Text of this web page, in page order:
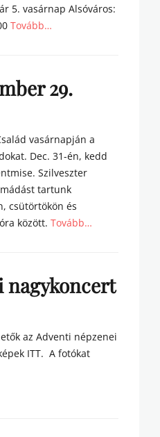
5. vasárnap Alsóváros:
Tovább…
29.
vasárnapján a
Dec. 31-én, kedd
Szilveszter
tartunk
csütörtökön és
között. Tovább…
nagykoncert
az Adventi népzenei
ITT. A fotókat